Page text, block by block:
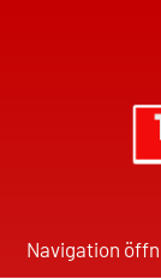
Navigation